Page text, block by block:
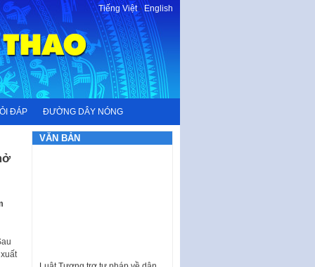
Tiếng Việt-English
ĐÁP ĐƯỜNG DÂY NÓNG
VĂN BẢN
sự và Kế hoạch số 187KH-